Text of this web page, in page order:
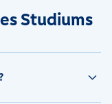
Studiums